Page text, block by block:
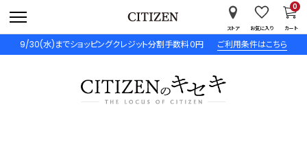
9/30(水)までショッピングクレジット分割手数料０円 ご利用条件はこちら
ストア お気に入り カート
0